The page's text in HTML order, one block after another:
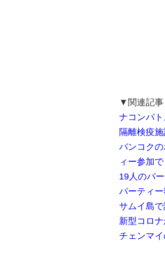
▼関連記事
ナコンパ
隔離検疫
バンコク
ィー参加で
19人のパ
パーティ
サムイ島
新型コロ
チェンマ